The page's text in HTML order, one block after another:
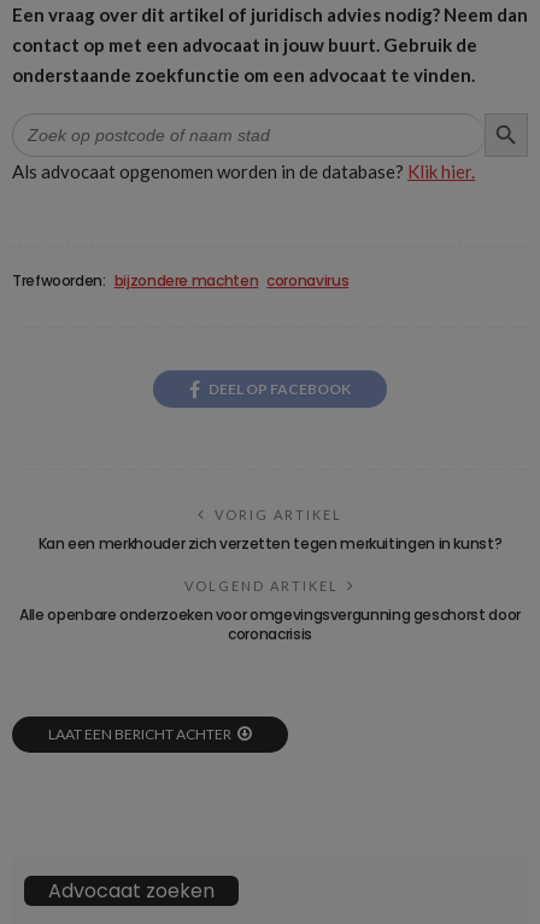
Een vraag over dit artikel of juridisch advies nodig? Neem dan
contact op met een advocaat in jouw buurt. Gebruik de
onderstaande zoekfunctie om een advocaat te vinden.
Zoek
naar:
Als advocaat opgenomen worden in de database? Klik hier.
Trefwoorden: bijzondere machten coronavirus
DEEL OP FACEBOOK
VORIG ARTIKEL
Kan een merkhouder zich verzetten tegen merkuitingen in kunst?
VOLGEND ARTIKEL
Alle openbare onderzoeken voor omgevingsvergunning geschorst door
coronacrisis
LAAT EEN BERICHT ACHTER
Advocaat zoeken